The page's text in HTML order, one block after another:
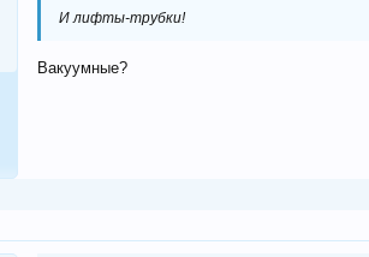
И лифты-трубки!
Вакуумные?